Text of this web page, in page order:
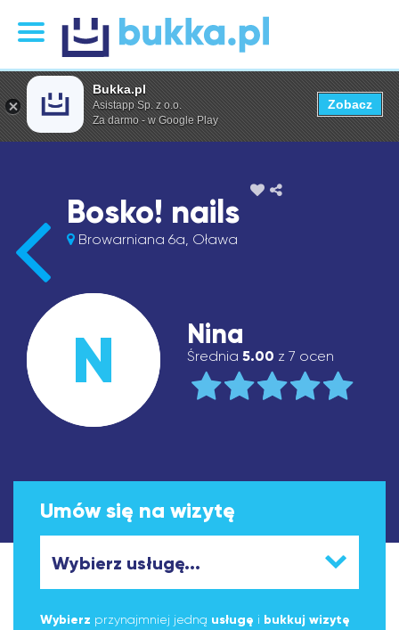
Bosko! nails
Browarniana 6a, Oława
N Nina
Średnia 5.00 z 7 ocen
Umów się na wizytę
Wybierz przynajmniej jedną usługę i bukkuj wizytę
Bukka.pl
Asistapp Sp. z o.o.
Za darmo - w Google Play
Zobacz